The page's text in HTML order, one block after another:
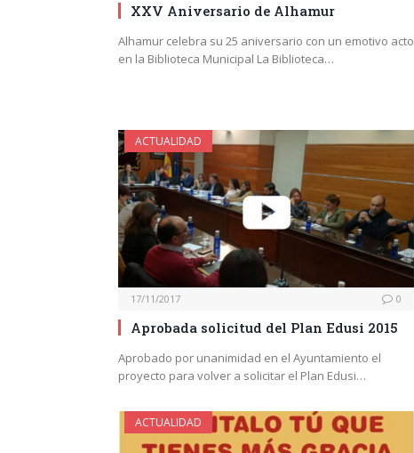
XXV Aniversario de Alhamur
Alhamur celebra su 25 aniversario con un emotivo acto
en la Biblioteca Municipal La Biblioteca…
ACTUALIDAD
17/11/2017 0
Aprobada solicitud del Plan Edusi 2015
Aprobado por unanimidad en el Ayuntamiento el
proyecto para volver a solicitar el Plan Edusi…
ACTUALIDAD